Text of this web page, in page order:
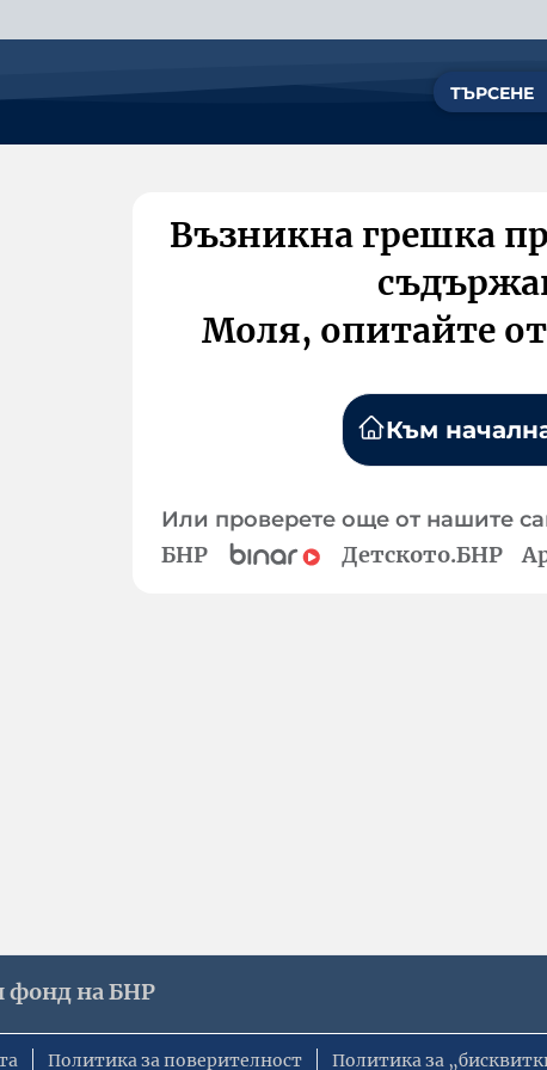
Възникна грешка
Моля, опитайте
Към
Или проверете още от нашите
БНР Детското.БНР
фонд на БНР
Политика за поверителност Политика за